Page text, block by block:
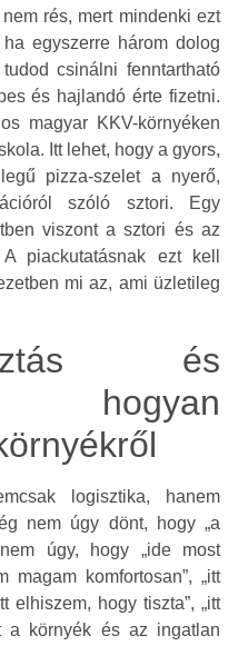
rés, mert mindenki ezt
egyszerre három dolog
csinálni fenntartható
és hajlandó érte fizetni.
magyar KKV-környéken
Itt lehet, hogy a gyors,
pizza-szelet a nyerő,
szóló sztori. Egy
viszont a sztori és az
piackutatásnak ezt kell
mi az, ami üzletileg
és
hogyan
logisztika, hanem
nem úgy dönt, hogy „a
úgy, hogy „ide most
magam komfortosan”, „itt
elhiszem, hogy tiszta”, „itt
a környék és az ingatlan